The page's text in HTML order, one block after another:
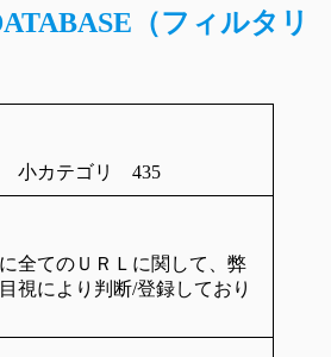
（フィルタリ
小カテゴリ 435
全てのＵＲＬに関して、弊
視により判断/登録しており